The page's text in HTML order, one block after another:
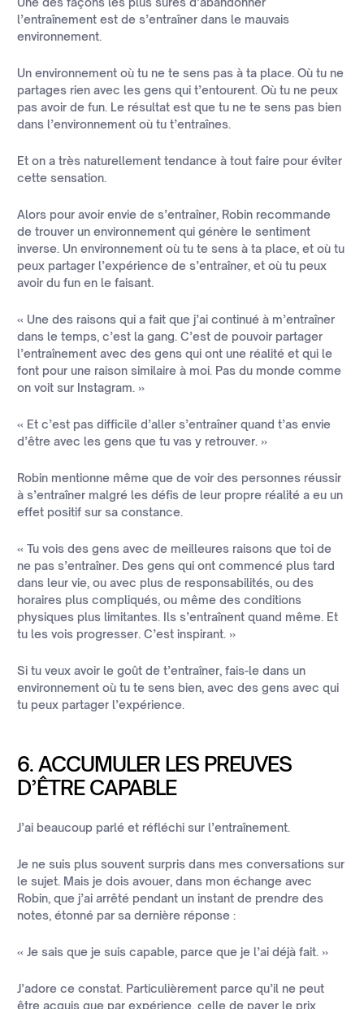
l’entraînement est de s’entraîner dans le mauvais
environnement.
Un environnement où tu ne te sens pas à ta place. Où tu ne
partages rien avec les gens qui t’entourent. Où tu ne peux
pas avoir de fun. Le résultat est que tu ne te sens pas bien
dans l’environnement où tu t’entraînes.
Et on a très naturellement tendance à tout faire pour éviter
cette sensation.
Alors pour avoir envie de s’entraîner, Robin recommande
de trouver un environnement qui génère le sentiment
inverse. Un environnement où tu te sens à ta place, et où tu
peux partager l’expérience de s’entraîner, et où tu peux
avoir du fun en le faisant.
« Une des raisons qui a fait que j’ai continué à m’entraîner
dans le temps, c’est la gang. C’est de pouvoir partager
l’entraînement avec des gens qui ont une réalité et qui le
font pour une raison similaire à moi. Pas du monde comme
on voit sur Instagram. »
« Et c’est pas difficile d’aller s’entraîner quand t’as envie
d’être avec les gens que tu vas y retrouver. »
Robin mentionne même que de voir des personnes réussir
à s’entraîner malgré les défis de leur propre réalité a eu un
effet positif sur sa constance.
« Tu vois des gens avec de meilleures raisons que toi de
ne pas s’entraîner. Des gens qui ont commencé plus tard
dans leur vie, ou avec plus de responsabilités, ou des
horaires plus compliqués, ou même des conditions
physiques plus limitantes. Ils s’entraînent quand même. Et
tu les vois progresser. C’est inspirant. »
Si tu veux avoir le goût de t’entraîner, fais-le dans un
environnement où tu te sens bien, avec des gens avec qui
tu peux partager l’expérience.
6. ACCUMULER LES PREUVES
D’ÊTRE CAPABLE
J’ai beaucoup parlé et réfléchi sur l’entraînement.
Je ne suis plus souvent surpris dans mes conversations sur
le sujet. Mais je dois avouer, dans mon échange avec
Robin, que j’ai arrêté pendant un instant de prendre des
notes, étonné par sa dernière réponse :
« Je sais que je suis capable, parce que je l’ai déjà fait. »
J’adore ce constat. Particulièrement parce qu’il ne peut
être acquis que par expérience, celle de payer le prix